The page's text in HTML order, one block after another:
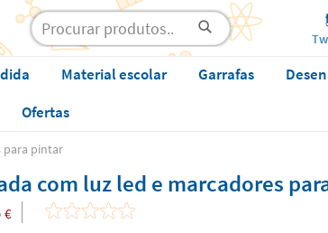
Material escolar Garrafas
Ofertas
para pintar
com luz led e marcadores
€